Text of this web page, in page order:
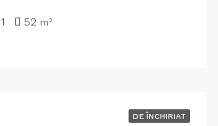
1 52 m²
DE ÎNCHIRIAT